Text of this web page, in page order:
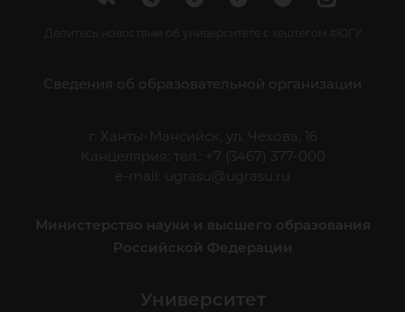
Делитесь новостями об университете с хештегом #ЮГУ
Сведения об образовательной организации
г. Ханты-Мансийск, ул. Чехова, 16
Канцелярия: тел.: +7 (3467) 377-000
e-mail:
ugrasu@ugrasu.ru
Министерство науки и высшего образования
Российской Федерации
Университет